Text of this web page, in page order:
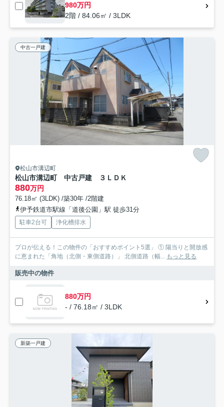
980万円
2階 / 84.06㎡ / 3LDK
中古一戸建
松山市溝辺町
松山市溝辺町 中古戸建 ３ＬＤＫ
880万円
76.18㎡ (3LDK) /築30年 /2階建
伊予鉄道市駅線「道後公園」駅 徒歩31分
駐車2台可 浄化槽排水
プロが伝える！この物件の「おすすめポイント5選」 ① 陽当りと開放感
に恵まれた「角地（北側・東側道路）」 北側道路（幅... もっと見る
販売中の物件
880万円
- / 76.18㎡ / 3LDK
新築一戸建